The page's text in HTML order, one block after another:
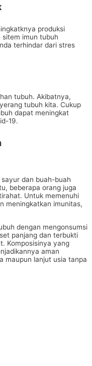
produksi
sitem imun tubuh
terhindar dari stres
tubuh. Akibatnya,
tubuh kita. Cukup
dapat meningkat
19.
dan buah-buah
beberapa orang juga
Untuk memenuhi
meningkatkan imunitas,
dengan mengonsumsi
panjang dan terbukti
Komposisinya yang
aman
maupun lanjut usia tanpa